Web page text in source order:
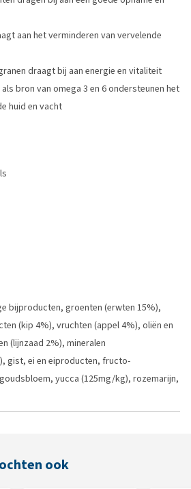
aan het verminderen van vervelende
draagt bij aan energie en vitaliteit
bron van omega 3 en 6 ondersteunen het
huid en vacht
bijproducten, groenten (erwten 15%),
(kip 4%), vruchten (appel 4%), oliën en
(lijnzaad 2%), mineralen
gist, ei en eiproducten, fructo-
yucca (125mg/kg), rozemarijn,
ook